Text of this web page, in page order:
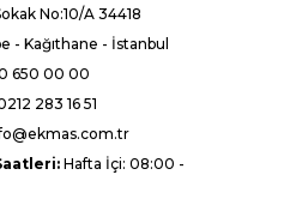
No:10/A 34418
- Kağıthane - İstanbul
650 00 00
283 16 51
Hafta İçi: 08:00 -